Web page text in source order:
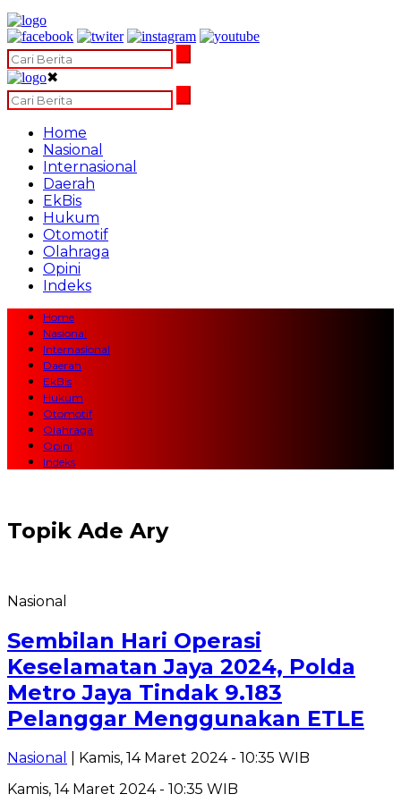
✖
Home
Nasional
Internasional
Daerah
EkBis
Hukum
Otomotif
Olahraga
Opini
Indeks
Home
Nasional
Internasional
Daerah
EkBis
Hukum
Otomotif
Olahraga
Opini
Indeks
Topik Ade Ary
Nasional
Sembilan Hari Operasi
Keselamatan Jaya 2024, Polda
Metro Jaya Tindak 9.183
Pelanggar Menggunakan ETLE
Nasional
| Kamis, 14 Maret 2024 - 10:35 WIB
Kamis, 14 Maret 2024 - 10:35 WIB